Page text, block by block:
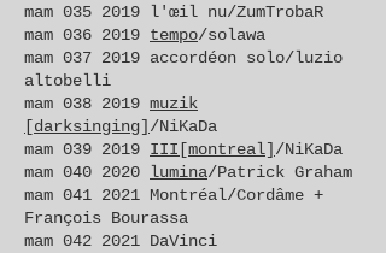
mam 035 2019 l'œil nu/ZumTrobaR
mam 036 2019 tempo/solawa
mam 037 2019 accordéon solo/luzio
altobelli
mam 038 2019 muzik
[darksinging] /NiKaDa
mam 039 2019 III[montreal] /NiKaDa
mam 040 2020 lumina/Patrick Graham
mam 041 2021 Montréal/Cordâme +
François Bourassa
mam 042 2021 DaVinci